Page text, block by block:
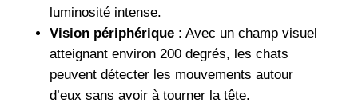
luminosité intense.
Vision périphérique: Avec un champ visuel
atteignant environ 200 degrés, les chats
peuvent détecter les mouvements autour
d’eux sans avoir à tourner la tête.